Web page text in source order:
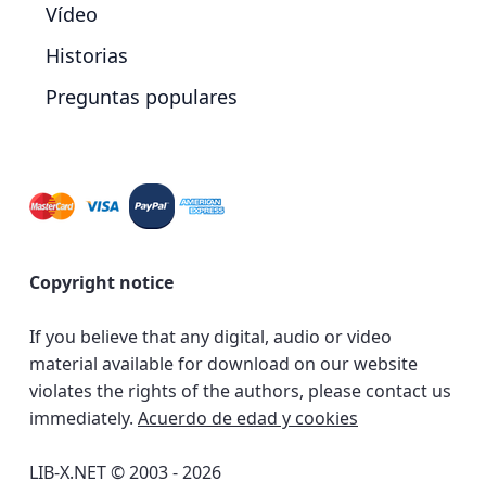
Vídeo
Historias
Preguntas populares
Copyright notice
If you believe that any digital, audio or video
material available for download on our website
violates the rights of the authors, please contact us
immediately. Acuerdo de edad y cookies
LIB-X.NET © 2003 - 2026